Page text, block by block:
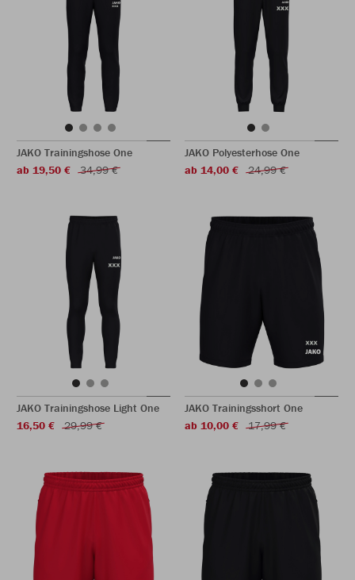
JAKO Trainingshose One
ab 19,50 €
34,99 €
JAKO Polyesterhose One
ab 14,00 €
24,99 €
JAKO Trainingshose Light One
16,50 €
29,99 €
JAKO Trainingsshort One
ab 10,00 €
17,99 €